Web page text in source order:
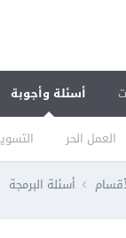
أسئلة وأجوبة
العمل الحر
أسئلة البرمجة